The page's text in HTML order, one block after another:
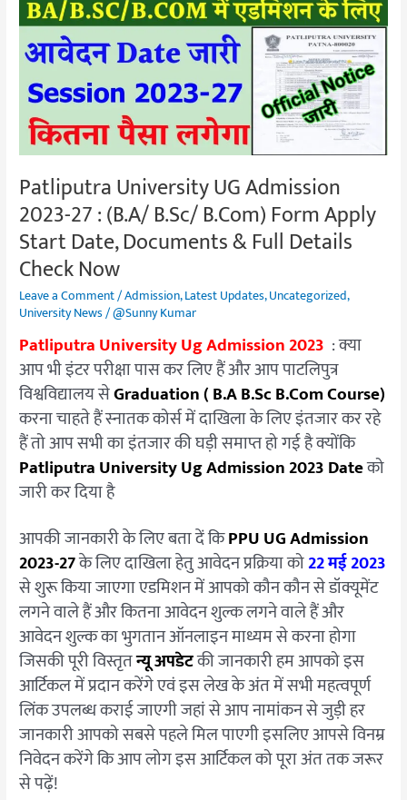
Patliputra University UG Admission
2023-27 : (B.A/ B.Sc/ B.Com) Form Apply
Start Date, Documents & Full Details
Check Now
Leave a Comment/Admission,Latest Updates,Uncategorized,
University News/@Sunny Kumar
Patliputra University Ug Admission 2023 : क्या
आप भी इंटर परीक्षा पास कर लिए हैं और आप पाटलिपुत्र
विश्वविद्यालय सेGraduation ( B.A B.Sc B.Com Course)
करना चाहते हैं स्नातक कोर्स में दाखिला के लिए इंतजार कर रहे
हैं तो आप सभी का इंतजार की घड़ी समाप्त हो गई है क्योंकि
Patliputra University Ug Admission 2023 Dateको
जारी कर दिया है
आपकी जानकारी के लिए बता दें किPPU UG Admission
2023-27के लिए दाखिला हेतु आवेदन प्रक्रिया को22 मई 2023
से शुरू किया जाएगा एडमिशन में आपको कौन कौन से डॉक्यूमेंट
लगने वाले हैं और कितना आवेदन शुल्क लगने वाले हैं और
आवेदन शुल्क का भुगतान ऑनलाइन माध्यम से करना होगा
जिसकी पूरी विस्तृतन्यू अपडेटकी जानकारी हम आपको इस
आर्टिकल में प्रदान करेंगे एवं इस लेख के अंत में सभी महत्वपूर्ण
लिंक उपलब्ध कराई जाएगी जहां से आप नामांकन से जुड़ी हर
जानकारी आपको सबसे पहले मिल पाएगी इसलिए आपसे विनम्र
निवेदन करेंगे कि आप लोग इस आर्टिकल को पूरा अंत तक जरूर
से पढ़ें!
Admission
2023-
(B.A/
B.Sc/
Form
Apply
Start
Date,
Documents
&
Full
Details
Check
Now